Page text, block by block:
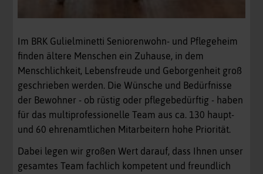
Im BRK Gulielminetti Seniorenwohn- und Pflegeheim
finden ältere Menschen ein Zuhause, in dem
Menschlichkeit, Lebensfreude und Geborgenheit groß
geschrieben werden. Die Wünsche und Bedürfnisse
der Bewohner - ob rüstig oder pflegebedürftig - haben
für das multiprofessionelle Team aus ca. 130 haupt-
und 60 ehrenamtlichen Mitarbeitern hohe Priorität.
Dabei legen wir großen Wert darauf, dass Ihnen unser
gesamtes Team fachlich kompetent und freundlich